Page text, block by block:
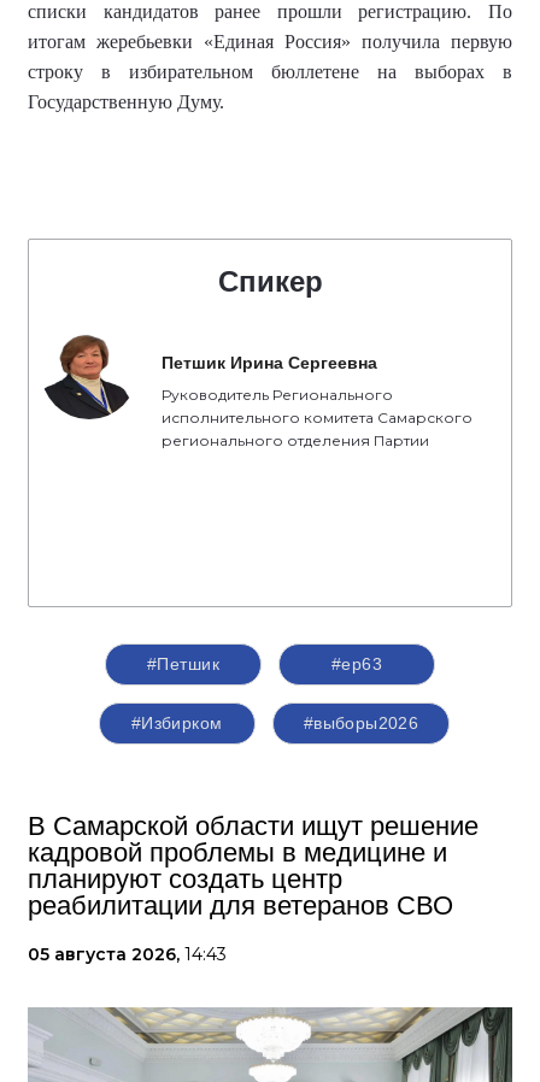
списки кандидатов ранее прошли регистрацию. По
итогам жеребьевки «Единая Россия» получила первую
строку в избирательном бюллетене на выборах в
Государственную Думу.
Спикер
Петшик Ирина Сергеевна
Руководитель Регионального
исполнительного комитета Самарского
регионального отделения Партии
#Петшик #ер63
#Избирком #выборы2026
В Самарской области ищут решение
кадровой проблемы в медицине и
планируют создать центр
реабилитации для ветеранов СВО
05 августа 2026, 14:43